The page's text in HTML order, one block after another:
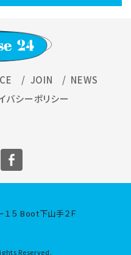
JOIN
NEWS
バシーポリシー
５ Boot下⼭⼿２Ｆ
Reserved.